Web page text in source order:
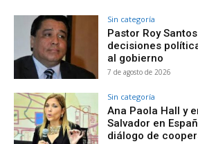
Sin categoría
Pastor Roy
decisiones
al gobierno
7 de agosto de 2026
Sin categoría
Ana Paola Hall y
Salvador en
diálogo de